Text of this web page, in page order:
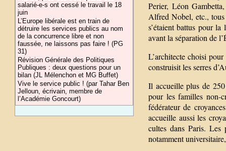
salarié-e-s ont cessé le travail le 18
juin
L’Europe libérale est en train de
détruire les services publics au nom
de la concurrence libre et non
faussée, ne laissons pas faire ! (PG
31)
Révision Générale des Politiques
Publiques : deux questions pour un
bilan (JL Mélenchon et MG Buffet)
Vive le service public ! (par Tahar Ben
Jelloun, écrivain, membre de
l’Académie Goncourt)
Perier, Léon
Alfred Nobel, etc.,
s’étaient battus pour
avant la séparation de
L’architecte choisi
construisit les serres
Il accueille plus de
pour les familles non-
fédérateur de
accueille aussi les
cultes dans Paris. Les
notamment